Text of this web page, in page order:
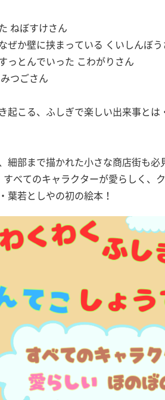
ねぼすけさん
ぜか壁に挟まっている くいしんぼう
っとんでいった こわがりさん
つごさん
起こる、ふしぎで楽しい出来事とは
細部まで描かれた小さな商店街も必
べてのキャラクターが愛らしく、
葉若としやの初の絵本！